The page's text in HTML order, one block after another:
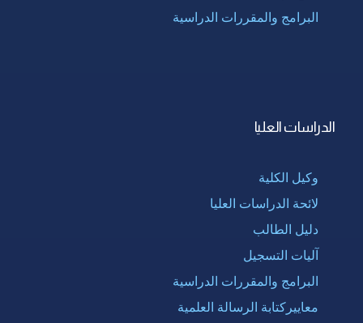
البرامج والمقررات الدراسية
الدراسات العليا
وكيل الكلية
لائحة الدراسات العليا
دليل الطالب
آليات التسجيل
البرامج والمقررات الدراسية
معاييركتابة الرسالة العلمية